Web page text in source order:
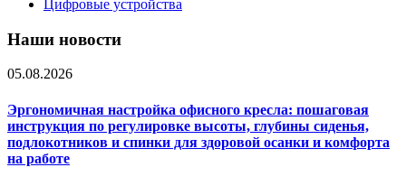
Цифровые устройства
Наши новости
05.08.2026
Эргономичная настройка офисного кресла: пошаговая
инструкция по регулировке высоты, глубины сиденья,
подлокотников и спинки для здоровой осанки и комфорта
на работе